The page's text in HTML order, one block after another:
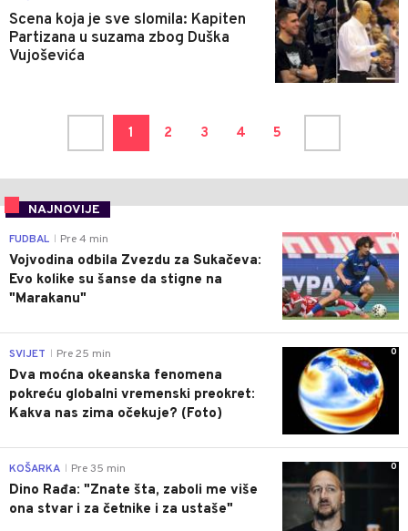
Scena koja je sve slomila: Kapiten
Partizana u suzama zbog Duška
Vujoševića
1 2 3 4 5
NAJNOVIJE
0
FUDBAL Pre 4 min
Vojvodina odbila Zvezdu za Sukačeva:
Evo kolike su šanse da stigne na
"Marakanu"
0
SVIJET Pre 25 min
Dva moćna okeanska fenomena
pokreću globalni vremenski preokret:
Kakva nas zima očekuje? (Foto)
0
KOŠARKA Pre 35 min
Dino Rađa: "Znate šta, zaboli me više
ona stvar i za četnike i za ustaše"